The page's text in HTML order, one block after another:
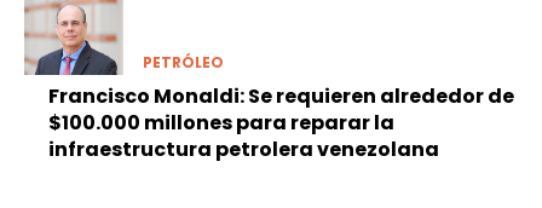
PETRÓLEO
Francisco Monaldi: Se requieren alrededor de
$100.000 millones para reparar la
infraestructura petrolera venezolana